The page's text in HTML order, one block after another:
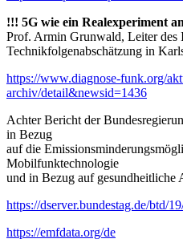
!!! 5G wie ein Realexperiment
Prof. Armin Grunwald, Leiter des
Technikfolgenabschätzung in
https://www.diagnose-funk.org/
archiv/detail&newsid=1436
Achter Bericht der
in Bezug
auf die
Mobilfunktechnologie
und in Bezug auf gesundheitliche
https://dserver.bundestag.de/btd/
https://emfdata.org/de